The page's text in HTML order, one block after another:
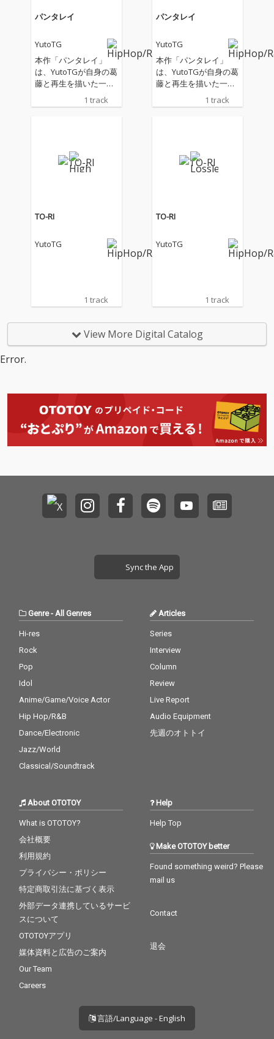
パンタレイ
YutoTG
本作「パンタレイ」
は、YutoTGが自身の葛
藤と再生を描いた一
曲。 悩み、自問自答
し、泥を啜りながらも
ろいゆく時代や人間関
係の中で、あえて
なワードプレイと、後
半に向けて加速するエ
の原点であり、現在進
行形のリアルである。
しい情熱へと昇華して
イミングと共に体感し
てほしい。
1 track
パンタレイ
YutoTG
本作「パンタレイ」
は、YutoTGが自身の葛
藤と再生を描いた一
曲。 悩み、自問自答
し、泥を啜りながらも
ろいゆく時代や人間関
係の中で、あえて
なワードプレイと、後
半に向けて加速するエ
の原点であり、現在進
行形のリアルである。
しい情熱へと昇華して
イミングと共に体感し
てほしい。
1 track
TO-RI
YutoTG
1 track
TO-RI
YutoTG
1 track
View More Digital Catalog
Error.
Sync the App
Genre-All Genres
Hi-res
Rock
Pop
Idol
Anime/Game/Voice Actor
Hip Hop/R&B
Dance/Electronic
Jazz/World
Classical/Soundtrack
Articles
Series
Interview
Column
Review
Live Report
Audio Equipment
先週のオトトイ
About OTOTOY
What is OTOTOY?
会社概要
利用規約
プライバシー・ポリシー
特定商取引法に基づく表示
外部データ連携しているサービ
スについて
OTOTOYアプリ
媒体資料と広告のご案内
Our Team
Careers
Help
Help Top
Make OTOTOY better
Found something weird? Please
mail us
Contact
退会
言語/Language - English